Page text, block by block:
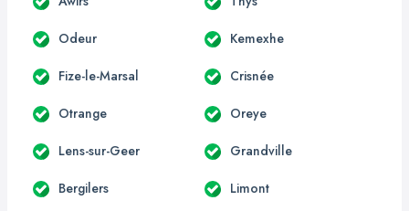
Odeur Kemexhe
Fize-le-Marsal Crisnée
Otrange Oreye
Lens-sur-Geer Grandville
Bergilers Limont